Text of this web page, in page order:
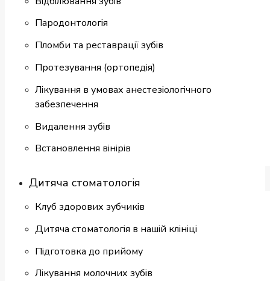
Пародонтологія
Пломби та реставрації зубів
Протезування (ортопедія)
Лікування в умовах анестезіологічного
забезпечення
Видалення зубів
Встановлення вінірів
Дитяча стоматологія
Клуб здорових зубчиків
Дитяча стоматологія в нашій клініці
Підготовка до прийому
Лікування молочних зубів